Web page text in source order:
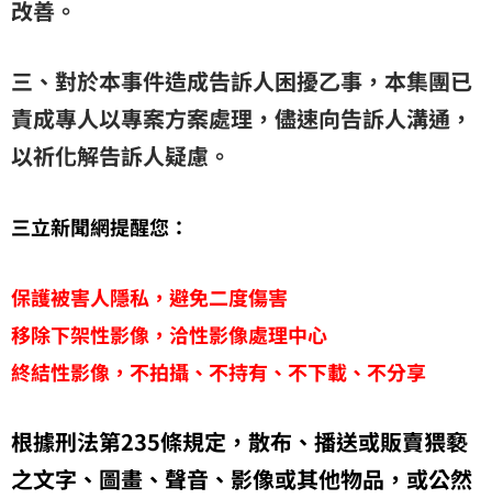
改善。
三、對於本事件造成告訴人困擾乙事，本集團已
責成專人以專案方案處理，儘速向告訴人溝通，
以祈化解告訴人疑慮。
三立新聞網提醒您：
保護被害人隱私，避免二度傷害
移除下架性影像，洽性影像處理中心
終結性影像，不拍攝、不持有、不下載、不分享
根據刑法第235條規定，散布、播送或販賣猥褻
之文字、圖畫、聲音、影像或其他物品，或公然